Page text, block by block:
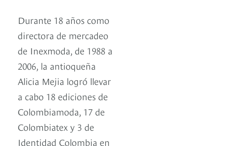
Durante 18 años como
directora de mercadeo
de Inexmoda, de 1988 a
2006, la antioqueña
Alicia Mejia logró llevar
a cabo 18 ediciones de
Colombiamoda, 17 de
Colombiatex y 3 de
Identidad Colombia en